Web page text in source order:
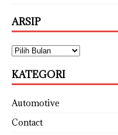
ARSIP
KATEGORI
Automotive
Contact